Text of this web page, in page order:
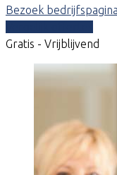
Bezoek bedrijfspagina
Gratis - Vrijblijvend